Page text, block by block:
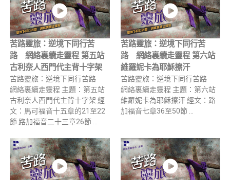
苦路靈旅：逆境下同行苦
路 網絡裏續走靈程 第五站
古利奈人西門代主背十字架
苦路靈旅：逆境下同行苦路
網絡裏續走靈程 主題：第五站
古利奈人西門代主背十字架 經
文：馬可福音十五章的21至22
節 路加福音二十三章26節 …
苦路靈旅：逆境下同行苦
路 網絡裏續走靈程 第六站
維羅妮卡為耶穌擦汗
苦路靈旅：逆境下同行苦路
網絡裏續走靈程 主題：第六站
維羅妮卡為耶穌擦汗 經文：路
加福音七章36至50節 …